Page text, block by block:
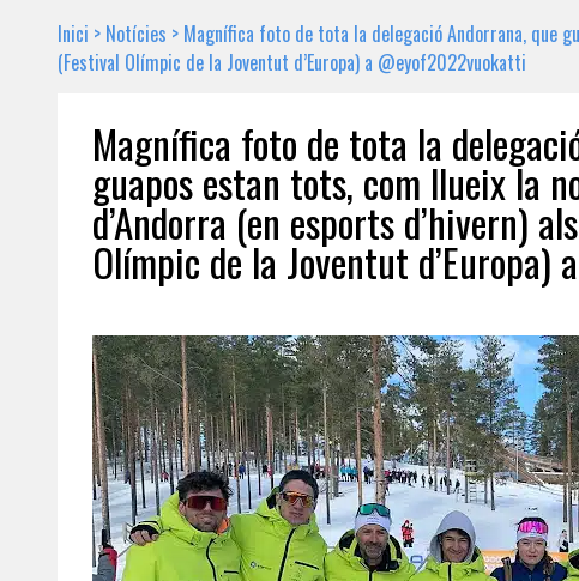
Inici > Notícies > Magnífica foto de tota la delegació Andorrana, que
(Festival Olímpic de la Joventut d’Europa) a @eyof2022vuokatti
Magnífica foto de tota la
guapos estan tots, com llueix la
d’Andorra (en esports d’hivern)
Olímpic de la Joventut